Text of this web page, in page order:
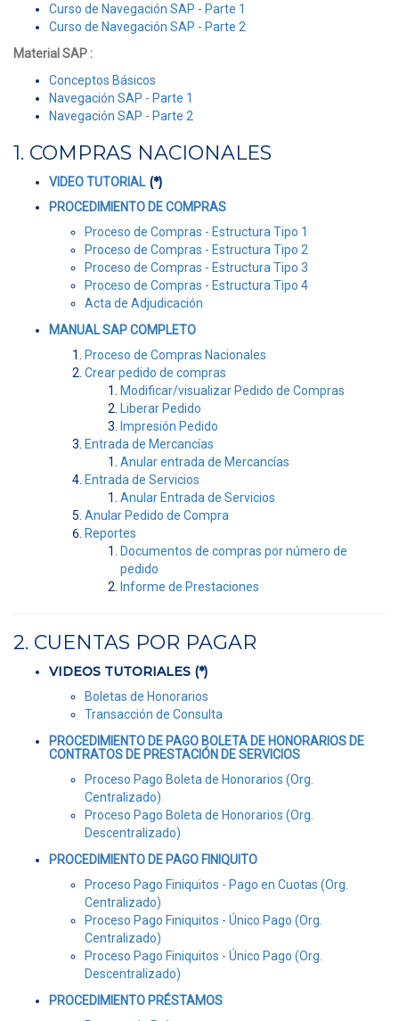
Curso de Navegación SAP - Parte 1
Curso de Navegación SAP - Parte 2
Material SAP :
Conceptos Básicos
Navegación SAP - Parte 1
Navegación SAP - Parte 2
1. COMPRAS NACIONALES
VIDEO TUTORIAL(*)
PROCEDIMIENTO DE COMPRAS
Proceso de Compras - Estructura Tipo 1
Proceso de Compras - Estructura Tipo 2
Proceso de Compras - Estructura Tipo 3
Proceso de Compras - Estructura Tipo 4
Acta de Adjudicación
MANUAL SAP COMPLETO
Proceso de Compras Nacionales
Crear pedido de compras
Modificar/visualizar Pedido de Compras
Liberar Pedido
Impresión Pedido
Entrada de Mercancías
Anular entrada de Mercancías
Entrada de Servicios
Anular Entrada de Servicios
Anular Pedido de Compra
Reportes
Documentos de compras por número de
pedido
Informe de Prestaciones
2. CUENTAS POR PAGAR
VIDEOS TUTORIALES (*)
Boletas de Honorarios
Transacción de Consulta
PROCEDIMIENTO DE PAGO BOLETA DE HONORARIOS DE
CONTRATOS DE PRESTACIÓN DE SERVICIOS
Proceso Pago Boleta de Honorarios (Org.
Centralizado)
Proceso Pago Boleta de Honorarios (Org.
Descentralizado)
PROCEDIMIENTO DE PAGO FINIQUITO
Proceso Pago Finiquitos - Pago en Cuotas (Org.
Centralizado)
Proceso Pago Finiquitos - Único Pago (Org.
Centralizado)
Proceso Pago Finiquitos - Único Pago (Org.
Descentralizado)
PROCEDIMIENTO PRÉSTAMOS